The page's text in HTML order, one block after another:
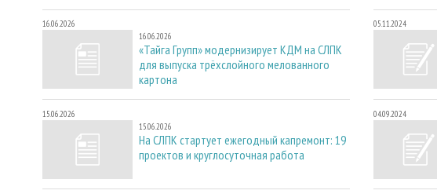
16.06.2026
16.06.2026
«Тайга Групп» модернизирует КДМ на СЛПК
для выпуска трёхслойного мелованного
картона
15.06.2026
15.06.2026
На СЛПК стартует ежегодный капремонт: 19
проектов и круглосуточная работа
05.11.2024
04.09.2024